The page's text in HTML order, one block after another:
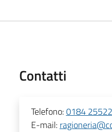
Contatti
Telefono:0184
E-mail: